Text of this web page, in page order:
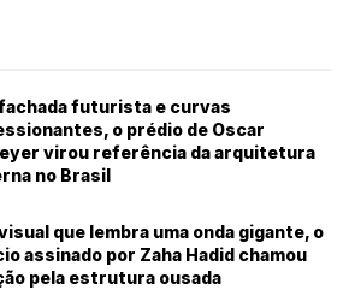
futurista e curvas
o prédio de Oscar
virou referência da arquitetura
no Brasil
que lembra uma onda gigante, o
assinado por Zaha Hadid chamou
pela estrutura ousada